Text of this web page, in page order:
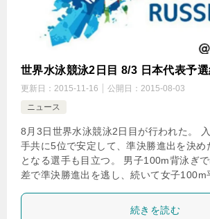
世界水泳競泳2日目 8/3 日本代表予
更新日： 2015-11-16 公開日： 2015-08-03
ニュース
8月3日世界水泳競泳2日目が行われた。
手共に5位で安定して、準決勝進出を決め
となる選手も目立つ。 男子100m背泳ぎ
差で準決勝進出を逃し、続いて女子
続きを読む